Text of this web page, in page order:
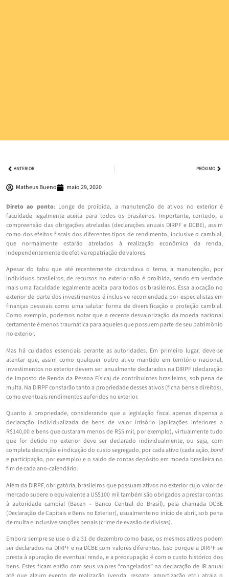
ANTERIOR PRÓXIMO
Matheus Bueno maio 29, 2020
Direto ao ponto: Longe de proibida, a manutenção de ativos no exterior é
faculdade legalmente aceita para todos os brasileiros. Importante, contudo, a
compreensão das obrigações atreladas (declarações anuais DIRPF e DCBE), assim
como dos efeitos fiscais dos diferentes tipos de rendimento, inclusive o cambial,
que normalmente estarão atrelados à realização econômica da renda,
independentemente de efetiva repatriação de valores.
Apesar do tabu que até recentemente circundava o tema, a manutenção, por
indivíduos brasileiros, de recursos no exterior não é proibida, sendo em verdade
mais uma faculdade legalmente aceita para todos os brasileiros. Essa alocação no
exterior de parte dos investimentos é inclusive recomendada por especialistas em
finanças pessoais como uma salutar forma de diversificação e proteção cambial.
Como exemplo, podemos notar que a recente desvalorização da moeda nacional
certamente é menos traumática para aqueles que possuem parte de seu patrimônio
no exterior.
Mas há cuidados essenciais perante as autoridades. Em primeiro lugar, deve-se
atentar que, assim como qualquer outro ativo mantido em território nacional,
investimentos no exterior devem ser anualmente declarados na DIRPF (declaração
de Imposto de Renda da Pessoa Física) de contribuintes brasileiros, sob pena de
multa. Na DIRPF constarão tanto a propriedade desses ativos (ficha bens e direitos),
como eventuais rendimentos auferidos no exterior.
Quanto à propriedade, considerando que a legislação fiscal apenas dispensa a
declaração individualizada de bens de valor irrisório (aplicações inferiores a
R$140,00 e bens que custaram menos de R$5 mil, por exemplo), virtualmente tudo
que for detido no exterior deve ser declarado individualmente, ou seja, com
completa descrição e indicação do custo segregado, por cada ativo (cada ação,bond
e participação, por exemplo) e o saldo de contas depósito em moeda brasileira no
fim de cada ano-calendário.
Além da DIRPF, obrigatória, brasileiros que possuam ativos no exterior cujo valor de
mercado supere o equivalente a US$100 mil também são obrigados a prestar contas
à autoridade cambial (Bacen – Banco Central do Brasil), pela chamada DCBE
(Declaração de Capitais e Bens no Exterior), usualmente no início de abril, sob pena
de multa e inclusive sanções penais (crime de evasão de divisas).
Embora sempre se use o dia 31 de dezembro como base, os mesmos ativos podem
ser declarados na DIRPF e na DCBE com valores diferentes. Isso porque a DIRPF se
presta à apuração de eventual renda, e a preocupação é com o custo histórico dos
bens. Estes ficam então com seus valores “congelados” na declaração de IR anual